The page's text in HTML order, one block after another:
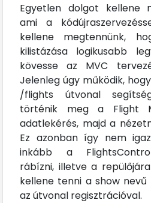
Egyetlen dolgot kellene
ami a
kellene megtennünk,
kilistázása logikusabb
kövesse az MVC
Jelenleg úgy működik,
/flights útvonal
történik meg a Flight
adatlekérés, majd a
Ez azonban így nem
inkább a
rábízni, illetve a
kellene tenni a show nevű
az útvonal regisztrációval.